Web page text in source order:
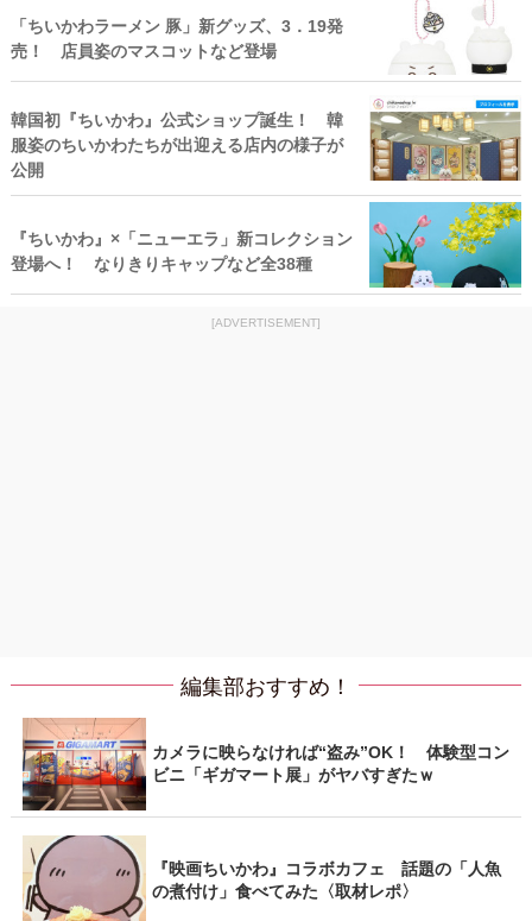
「ちいかわラーメン 豚」新グッズ、3．19発
売！ 店員姿のマスコットなど登場
韓国初『ちいかわ』公式ショップ誕生！ 韓
服姿のちいかわたちが出迎える店内の様子が
公開
『ちいかわ』×「ニューエラ」新コレクション
登場へ！ なりきりキャップなど全38種
[ADVERTISEMENT]
編集部おすすめ！
カメラに映らなければ“盗み”OK！ 体験型コン
ビニ「ギガマート展」がヤバすぎたｗ
『映画ちいかわ』コラボカフェ 話題の「人魚
の煮付け」食べてみた〈取材レポ〉